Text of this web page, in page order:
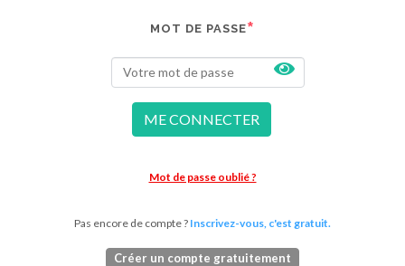
MOT DE PASSE
ME CONNECTER
Mot de passe oublié ?
Pas encore de compte ? Inscrivez-vous, c'est gratuit.
Créer un compte gratuitement